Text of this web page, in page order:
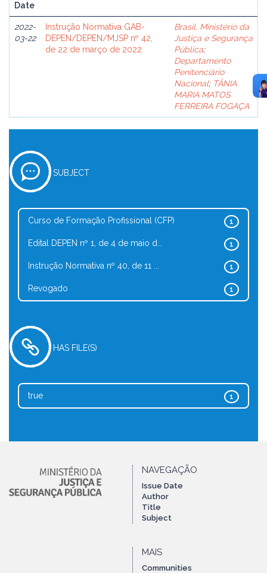
Date
2022-
03-22
Instrução Normativa GAB-
DEPEN/DEPEN/MJSP nº 42,
de 22 de março de 2022
Brasil. Ministério da
Justiça e Segurança
Pública;
Departamento
Penitenciário
Nacional; TÂNIA
MARIA MATOS
FERREIRA FOGAÇA
SUBJECT
1
Curso de Formação Profissional (CFP)
1
Edital DEPEN nº 1, de 4 de maio d...
1
Instrução Normativa nº 40, de 11 ...
1
Revogado
HAS FILE(S)
1
true
NAVEGAÇÃO
Issue Date
Author
Title
Subject
MAIS
Communities